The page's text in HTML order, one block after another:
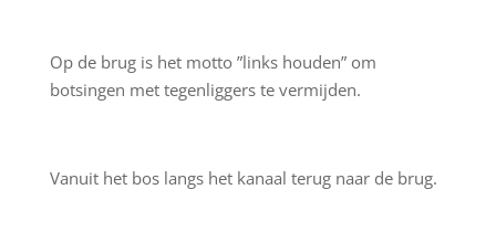
Op de brug is het motto ”links houden” om
botsingen met tegenliggers te vermijden.
Vanuit het bos langs het kanaal terug naar de brug.